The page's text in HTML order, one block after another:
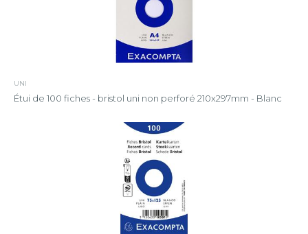
UNI
Étui de 100 fiches - bristol uni non perforé 210x297mm - Blanc